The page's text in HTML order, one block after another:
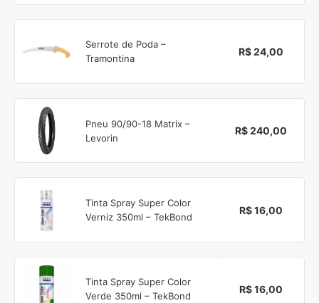
Serrote de Poda –
Tramontina
R$ 24,00
Pneu 90/90-18 Matrix –
Levorin
R$ 240,00
Tinta Spray Super Color
Verniz 350ml – TekBond
R$ 16,00
Tinta Spray Super Color
Verde 350ml – TekBond
R$ 16,00